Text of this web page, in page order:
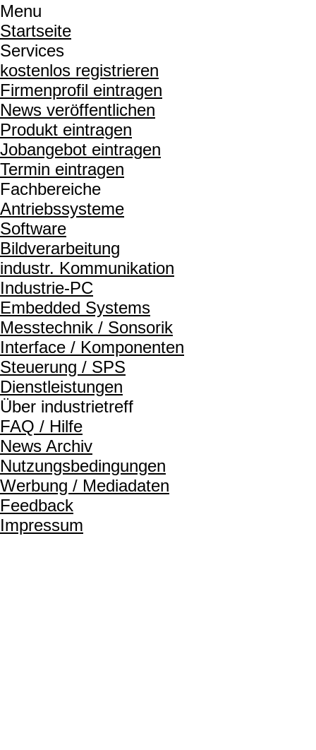
Menu
Startseite
Services
kostenlos registrieren
Firmenprofil eintragen
News veröffentlichen
Produkt eintragen
Jobangebot eintragen
Termin eintragen
Fachbereiche
Antriebssysteme
Software
Bildverarbeitung
industr. Kommunikation
Industrie-PC
Embedded Systems
Messtechnik / Sonsorik
Interface / Komponenten
Steuerung / SPS
Dienstleistungen
Über industrietreff
FAQ / Hilfe
News Archiv
Nutzungsbedingungen
Werbung / Mediadaten
Feedback
Impressum